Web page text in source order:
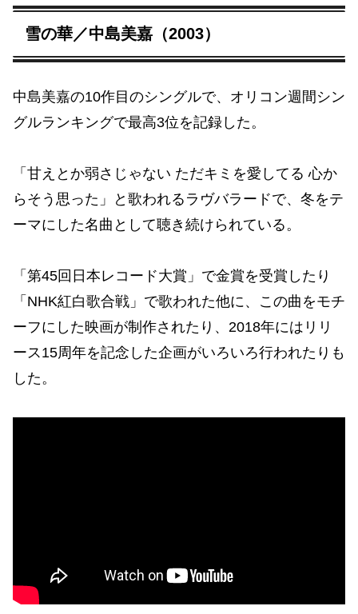
雪の華／中島美嘉（2003）
中島美嘉の10作目のシングルで、オリコン週間シン
グルランキングで最高3位を記録した。
「甘えとか弱さじゃない ただキミを愛してる 心か
らそう思った」と歌われるラヴバラードで、冬をテ
ーマにした名曲として聴き続けられている。
「第45回日本レコード大賞」で金賞を受賞したり
「NHK紅白歌合戦」で歌われた他に、この曲をモチ
ーフにした映画が制作されたり、2018年にはリリ
ース15周年を記念した企画がいろいろ行われたりも
した。